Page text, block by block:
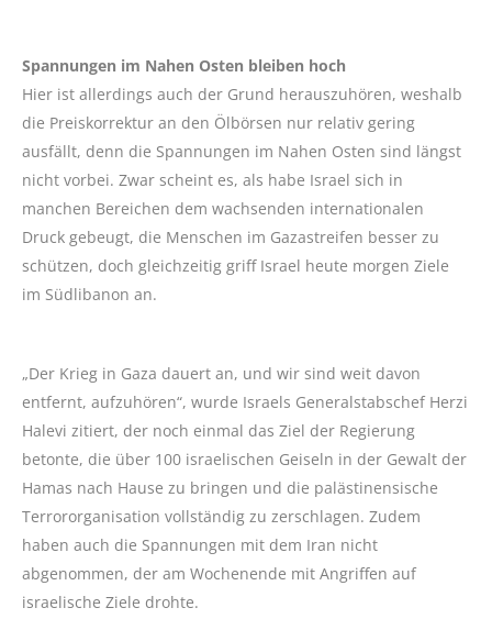
Spannungen im Nahen Osten bleiben hoch
Hier ist allerdings auch der Grund herauszuhören, weshalb
die Preiskorrektur an den Ölbörsen nur relativ gering
ausfällt, denn die Spannungen im Nahen Osten sind längst
nicht vorbei. Zwar scheint es, als habe Israel sich in
manchen Bereichen dem wachsenden internationalen
Druck gebeugt, die Menschen im Gazastreifen besser zu
schützen, doch gleichzeitig griff Israel heute morgen Ziele
im Südlibanon an.
„Der Krieg in Gaza dauert an, und wir sind weit davon
entfernt, aufzuhören“, wurde Israels Generalstabschef Herzi
Halevi zitiert, der noch einmal das Ziel der Regierung
betonte, die über 100 israelischen Geiseln in der Gewalt der
Hamas nach Hause zu bringen und die palästinensische
Terrororganisation vollständig zu zerschlagen. Zudem
haben auch die Spannungen mit dem Iran nicht
abgenommen, der am Wochenende mit Angriffen auf
israelische Ziele drohte.